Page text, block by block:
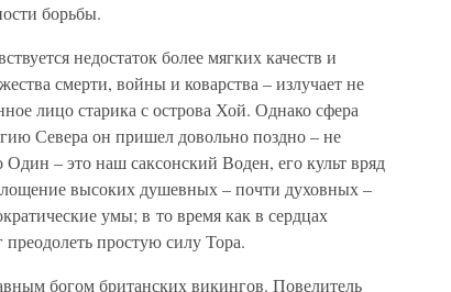
борьбы.
недостаток более мягких качеств и
смерти, войны и коварства – излучает не
лицо старика с острова Хой. Однако сфера
Севера он пришел довольно поздно – не
– это наш саксонский Воден, его культ вряд
высоких душевных – почти духовных –
умы; в то время как в сердцах
простую силу Тора.
богом британских викингов. Повелитель